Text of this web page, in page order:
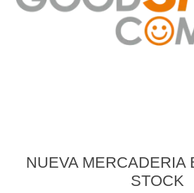
NUEVA MERCADERIA